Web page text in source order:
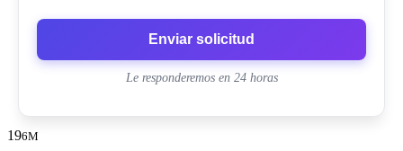
Enviar solicitud
Le responderemos en 24 horas
196M